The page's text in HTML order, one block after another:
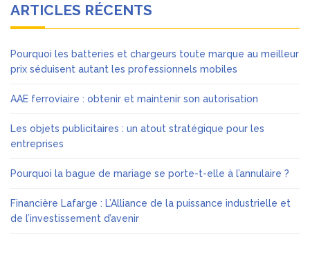
ARTICLES RÉCENTS
Pourquoi les batteries et chargeurs toute marque au meilleur
prix séduisent autant les professionnels mobiles
AAE ferroviaire : obtenir et maintenir son autorisation
Les objets publicitaires : un atout stratégique pour les
entreprises
Pourquoi la bague de mariage se porte-t-elle à l’annulaire ?
Financière Lafarge : L’Alliance de la puissance industrielle et
de l’investissement d’avenir